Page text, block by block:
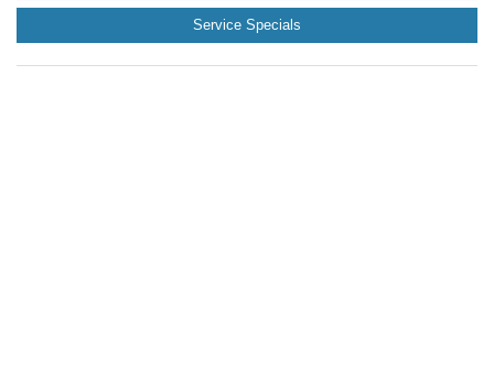
Service Specials